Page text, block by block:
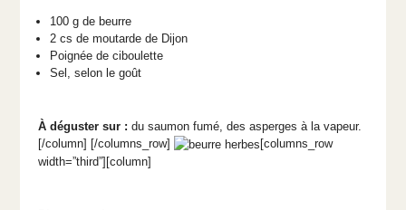
100 g de beurre
2 cs de moutarde de Dijon
Poignée de ciboulette
Sel, selon le goût
À déguster sur : du saumon fumé, des asperges à la vapeur.
[/column] [/columns_row]
[columns_row
width=”third”][column]